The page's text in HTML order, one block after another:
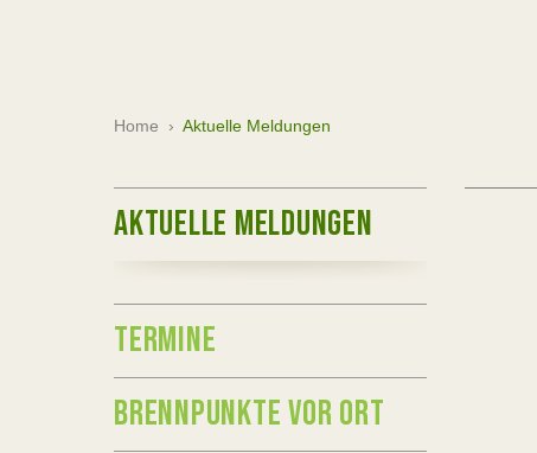
Home › Aktuelle Meldungen
AKTUELLE MELDUNGEN
TERMINE
BRENNPUNKTE VOR ORT